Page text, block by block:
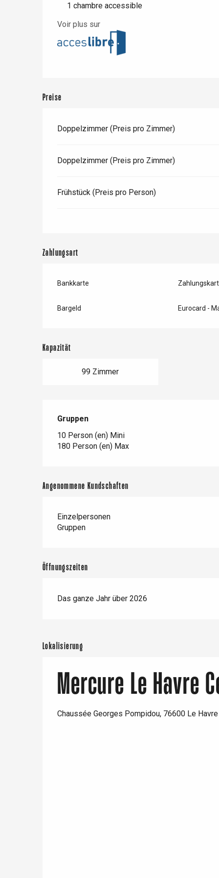
1 chambre accessible
Voir plus sur
Preise
Doppelzimmer (Preis pro Zimmer)
Doppelzimmer (Preis pro Zimmer)
Frühstück (Preis pro Person)
Zahlungsart
Bankkarte
Bargeld Eurocard -
Kapazität
99 Zimmer
Gruppen
Gruppen
10 Person (en) Mini
180 Person (en) Max
Angenommene Kundschaften
Einzelpersonen
Gruppen
Öffnungszeiten
Das ganze Jahr über 2026
Lokalisierung
Mercure Le Havre
Chaussée Georges Pompidou, 76600 Le Havre